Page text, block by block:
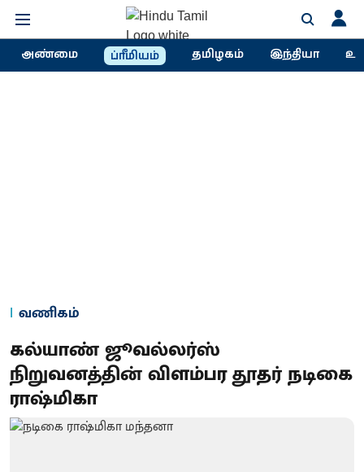
அண்மை ப்ரீமியம் தமிழகம் இந்தியா
வணிகம்
கல்யாண் ஜூவல்லர்ஸ்
நிறுவனத்தின் விளம்பர தூதர் நடிகை
ராஷ்மிகா